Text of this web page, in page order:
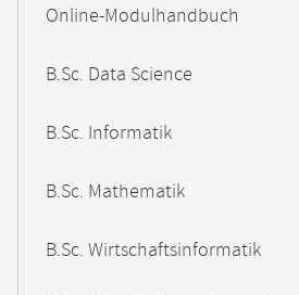
NavigationOnline-Modulhandbuch
B.Sc. Data Science
B.Sc. Informatik
B.Sc. Mathematik
B.Sc. Wirtschaftsinformatik